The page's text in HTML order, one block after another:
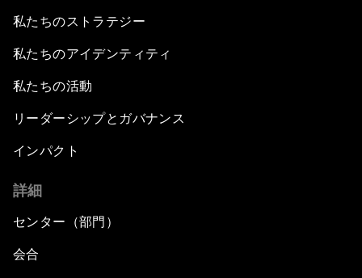
私たちのストラテジー
私たちのアイデンティティ
私たちの活動
リーダーシップとガバナンス
インパクト
詳細
センター（部門）
会合